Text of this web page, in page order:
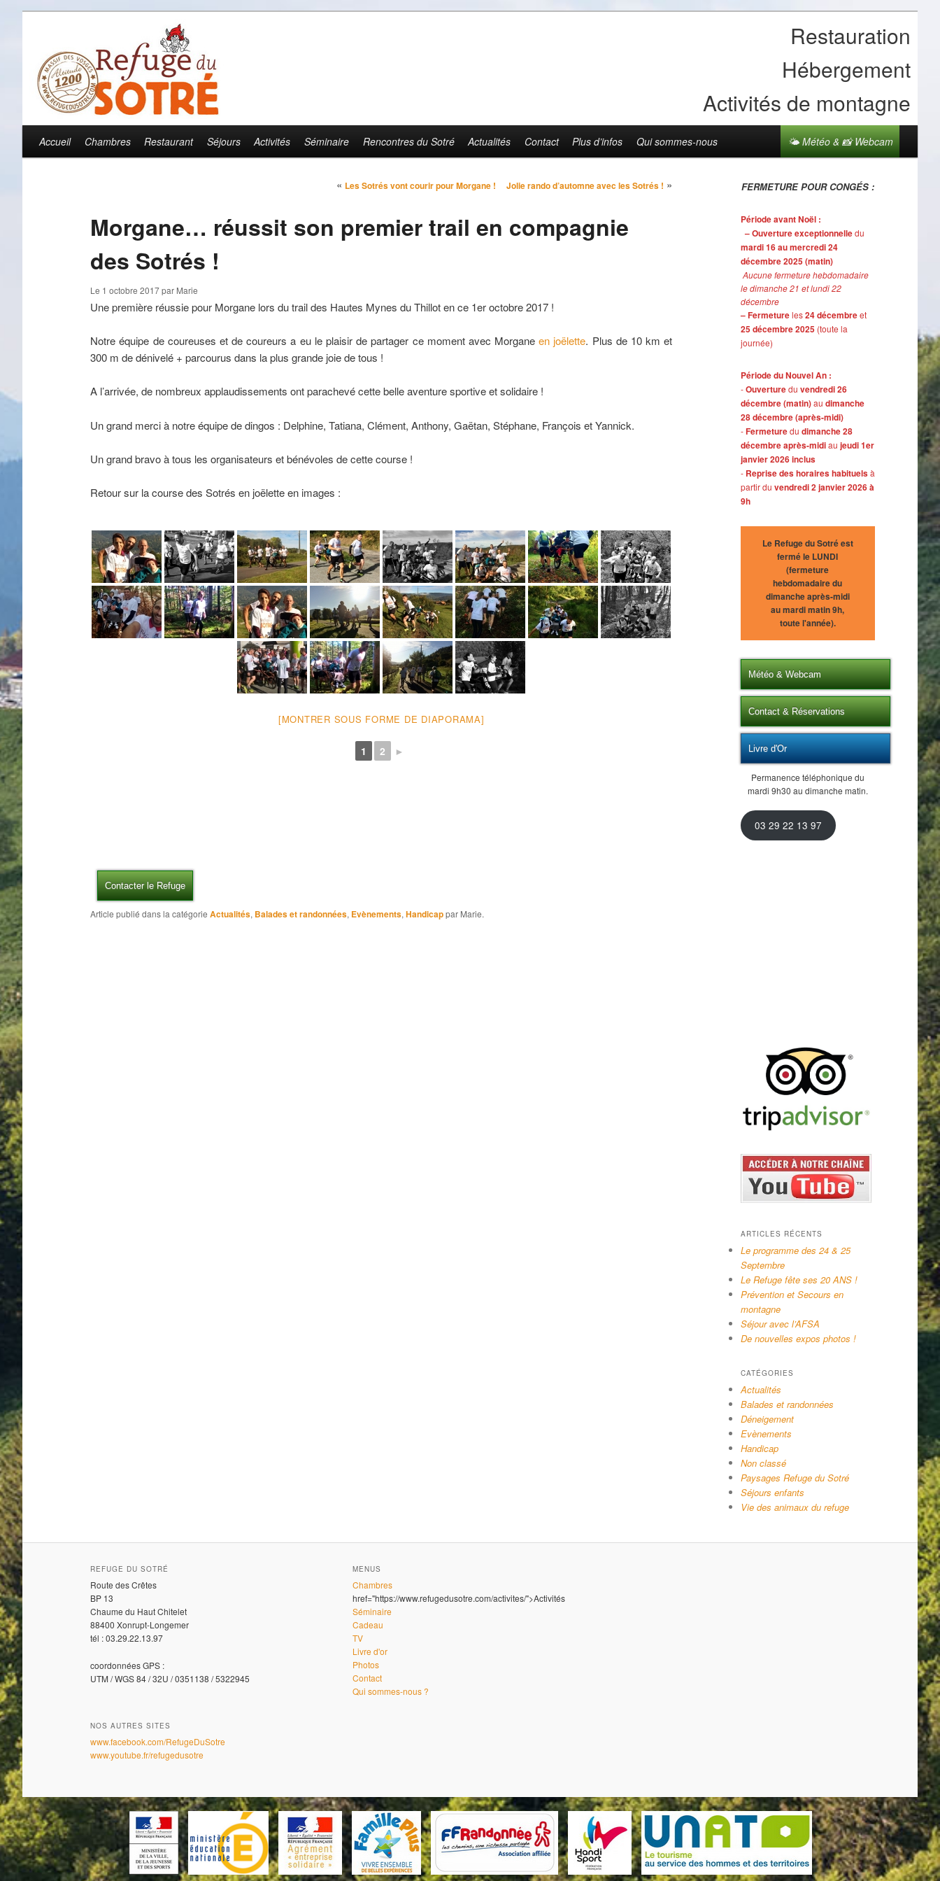
Restauration
Hébergement
Activités de montagne
Menu principal
Aller au contenu principal
Aller au contenu secondaire
Accueil Chambres Restaurant Séjours Activités Séminaire Rencontres du Sotré Actualités Contact Plus d’infos Qui sommes-nous 🌤 Météo & 📸 Webcam
Navigation des articles
« Les Sotrés vont courir pour Morgane ! Jolie rando d’automne avec les Sotrés ! »
Morgane… réussit son premier trail en compagnie
des Sotrés !
Le 1 octobre 2017par Marie
Une première réussie pour Morgane lors du trail des Hautes Mynes du Thillot en ce 1er octobre 2017 !
Notre équipe de coureuses et de coureurs a eu le plaisir de partager ce moment avec Morganeen joëlette. Plus de 10 km et
300 m de dénivelé + parcourus dans la plus grande joie de tous !
A l’arrivée, de nombreux applaudissements ont parachevé cette belle aventure sportive et solidaire !
Un grand merci à notre équipe de dingos : Delphine, Tatiana, Clément, Anthony, Gaëtan, Stéphane, François et Yannick.
Un grand bravo à tous les organisateurs et bénévoles de cette course !
Retour sur la course des Sotrés en joëlette en images :
[MONTRER SOUS FORME DE DIAPORAMA]
1 2 ►
Contacter le Refuge
Article publié dans la catégorieActualités, Balades et randonnées, Evènements,Handicappar Marie.
FERMETURE POUR CONGÉS :
Période avant Noël :
– Ouverture exceptionnelledu
mardi 16 au mercredi 24
décembre 2025 (matin)
Aucune fermeture hebdomadaire
le dimanche 21 et lundi 22
décembre
– Fermetureles24 décembreet
25 décembre 2025(toute la
journée)
Période du Nouvel An :
-Ouverturedu vendredi 26
décembre (matin)au dimanche
28 décembre (après-midi)
-Fermeturedu dimanche 28
décembre après-midiau jeudi 1er
janvier 2026 inclus
- Reprise des horaires habituelsà
partir du vendredi 2 janvier 2026 à
9h
Le Refuge du Sotré est
fermé le LUNDI
(fermeture
hebdomadaire du
dimanche après-midi
au mardi matin 9h,
toute l'année).
Météo & Webcam
Contact & Réservations
Livre d'Or
Permanence téléphonique du
mardi 9h30 au dimanche matin.
03 29 22 13 97
ARTICLES RÉCENTS
Le programme des 24 & 25
Septembre
Le Refuge fête ses 20 ANS !
Prévention et Secours en
montagne
Séjour avec l’AFSA
De nouvelles expos photos !
CATÉGORIES
Actualités
Balades et randonnées
Déneigement
Evènements
Handicap
Non classé
Paysages Refuge du Sotré
Séjours enfants
Vie des animaux du refuge
REFUGE DU SOTRÉ
Route des Crêtes
BP 13
Chaume du Haut Chitelet
88400 Xonrupt-Longemer
tél : 03.29.22.13.97
coordonnées GPS :
UTM / WGS 84 / 32U / 0351138 / 5322945
MENUS
Chambres
href="https://www.refugedusotre.com/activites/">Activités
Séminaire
Cadeau
TV
Livre d'or
Photos
Contact
Qui sommes-nous ?
NOS AUTRES SITES
www.facebook.com/RefugeDuSotre
www.youtube.fr/refugedusotre